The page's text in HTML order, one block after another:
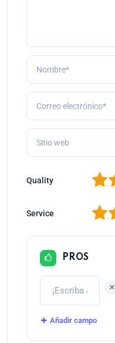
Quality 2
Service 2
PROS
+
Añadir campo